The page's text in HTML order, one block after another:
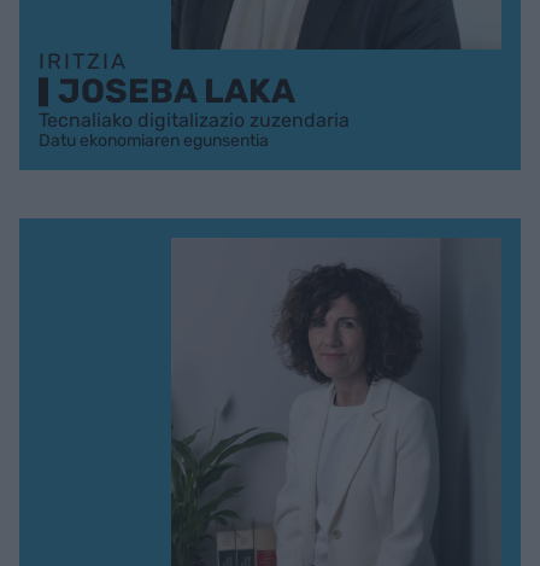
IRITZIA
JOSEBA LAKA
Tecnaliako digitalizazio zuzendaria
Datu ekonomiaren egunsentia